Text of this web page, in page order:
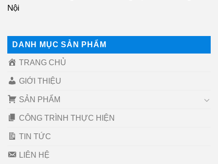
Nội
DANH MỤC SẢN PHẨM
TRANG CHỦ
GIỚI THIỆU
SẢN PHẨM
CÔNG TRÌNH THỰC HIỆN
TIN TỨC
LIÊN HỆ